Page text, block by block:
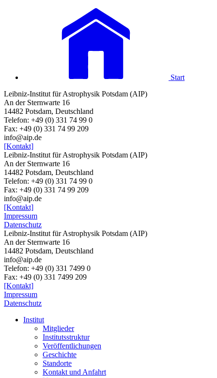
Start
Leibniz-Institut für Astrophysik Potsdam (AIP)
An der Sternwarte 16
14482 Potsdam, Deutschland
Telefon: +49 (0) 331 74 99 0
Fax: +49 (0) 331 74 99 209
info@aip.de
[Kontakt]
Leibniz-Institut für Astrophysik Potsdam (AIP)
An der Sternwarte 16
14482 Potsdam, Deutschland
Telefon: +49 (0) 331 74 99 0
Fax: +49 (0) 331 74 99 209
info@aip.de
[Kontakt]
Impressum
Datenschutz
Leibniz-Institut für Astrophysik Potsdam (AIP)
An der Sternwarte 16
14482 Potsdam, Deutschland
info@aip.de
Telefon: +49 (0) 331 7499 0
Fax: +49 (0) 331 7499 209
[Kontakt]
Impressum
Datenschutz
Institut
Mitglieder
Institutsstruktur
Veröffentlichungen
Geschichte
Standorte
Kontakt und Anfahrt